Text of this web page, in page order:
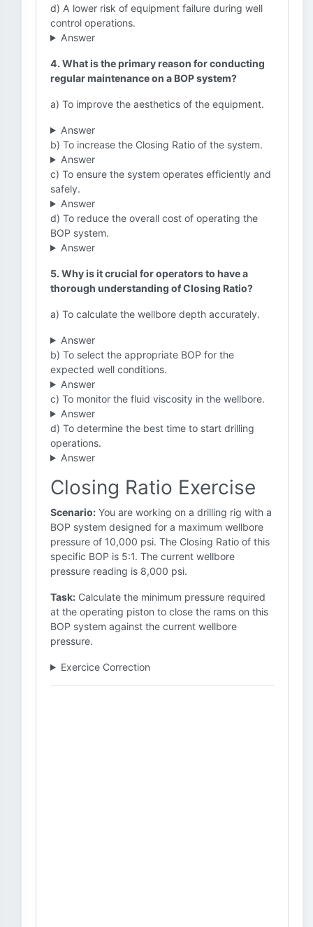
d) A lower risk of equipment failure during well
control operations.
Answer
4. What is the primary reason for conducting
regular maintenance on a BOP system?
a) To improve the aesthetics of the equipment.
Answer
b) To increase the Closing Ratio of the system.
Answer
c) To ensure the system operates efficiently and
safely.
Answer
d) To reduce the overall cost of operating the
BOP system.
Answer
5. Why is it crucial for operators to have a
thorough understanding of Closing Ratio?
a) To calculate the wellbore depth accurately.
Answer
b) To select the appropriate BOP for the
expected well conditions.
Answer
c) To monitor the fluid viscosity in the wellbore.
Answer
d) To determine the best time to start drilling
operations.
Answer
Closing Ratio Exercise
Scenario: You are working on a drilling rig with a
BOP system designed for a maximum wellbore
pressure of 10,000 psi. The Closing Ratio of this
specific BOP is 5:1. The current wellbore
pressure reading is 8,000 psi.
Task: Calculate the minimum pressure required
at the operating piston to close the rams on this
BOP system against the current wellbore
pressure.
Exercice Correction